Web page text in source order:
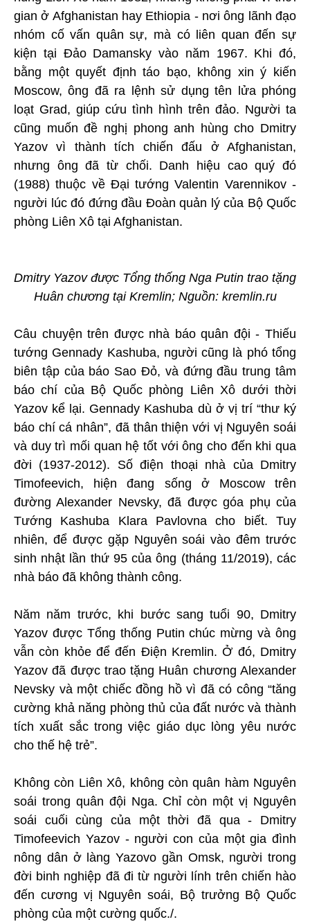
gian ở Afghanistan hay Ethiopia - nơi ông lãnh đạo
nhóm cố vấn quân sự, mà có liên quan đến sự
kiện tại Đảo Damansky vào năm 1967. Khi đó,
bằng một quyết định táo bạo, không xin ý kiến
Moscow, ông đã ra lệnh sử dụng tên lửa phóng
loạt Grad, giúp cứu tình hình trên đảo. Người ta
cũng muốn đề nghị phong anh hùng cho Dmitry
Yazov vì thành tích chiến đấu ở Afghanistan,
nhưng ông đã từ chối. Danh hiệu cao quý đó
(1988) thuộc về Đại tướng Valentin Varennikov -
người lúc đó đứng đầu Đoàn quản lý của Bộ Quốc
phòng Liên Xô tại Afghanistan.
Dmitry Yazov được Tổng thống Nga Putin trao tặng
Huân chương tại Kremlin; Nguồn: kremlin.ru
Câu chuyện trên được nhà báo quân đội - Thiếu
tướng Gennady Kashuba, người cũng là phó tổng
biên tập của báo Sao Đỏ, và đứng đầu trung tâm
báo chí của Bộ Quốc phòng Liên Xô dưới thời
Yazov kể lại. Gennady Kashuba dù ở vị trí “thư ký
báo chí cá nhân”, đã thân thiện với vị Nguyên soái
và duy trì mối quan hệ tốt với ông cho đến khi qua
đời (1937-2012). Số điện thoại nhà của Dmitry
Timofeevich, hiện đang sống ở Moscow trên
đường Alexander Nevsky, đã được góa phụ của
Tướng Kashuba Klara Pavlovna cho biết. Tuy
nhiên, để được gặp Nguyên soái vào đêm trước
sinh nhật lần thứ 95 của ông (tháng 11/2019), các
nhà báo đã không thành công.
Năm năm trước, khi bước sang tuổi 90, Dmitry
Yazov được Tổng thống Putin chúc mừng và ông
vẫn còn khỏe để đến Điện Kremlin. Ở đó, Dmitry
Yazov đã được trao tặng Huân chương Alexander
Nevsky và một chiếc đồng hồ vì đã có công “tăng
cường khả năng phòng thủ của đất nước và thành
tích xuất sắc trong việc giáo dục lòng yêu nước
cho thế hệ trẻ”.
Không còn Liên Xô, không còn quân hàm Nguyên
soái trong quân đội Nga. Chỉ còn một vị Nguyên
soái cuối cùng của một thời đã qua - Dmitry
Timofeevich Yazov - người con của một gia đình
nông dân ở làng Yazovo gần Omsk, người trong
đời binh nghiệp đã đi từ người lính trên chiến hào
đến cương vị Nguyên soái, Bộ trưởng Bộ Quốc
phòng của một cường quốc./.